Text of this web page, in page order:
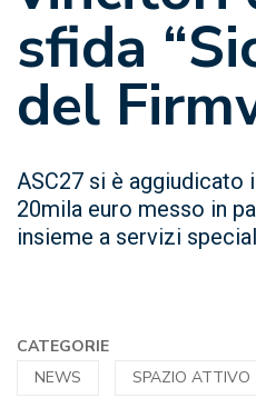
sfida
del
ASC27 si è aggiudicato
20mila euro messo in
insieme a servizi
CATEGORIE
NEWS
SPAZIO ATTIVO